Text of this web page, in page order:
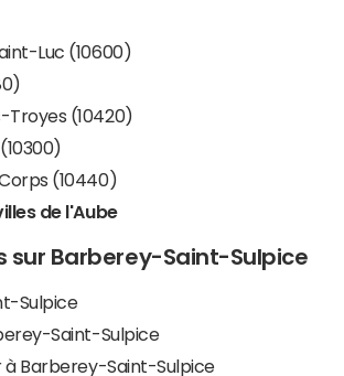
Luc (10600)
Troyes (10420)
(10440)
de l'Aube
sur Barberey-Saint-Sulpice
Sulpice
Saint-Sulpice
à Barberey-Saint-Sulpice